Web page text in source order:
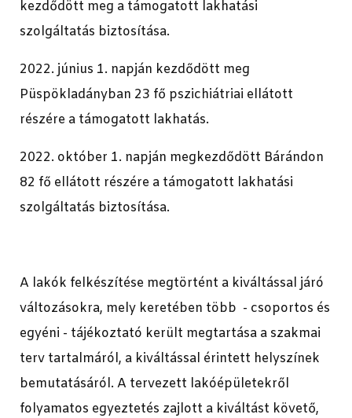
kezdődött meg a támogatott lakhatási
szolgáltatás biztosítása.
2022. június 1. napján kezdődött meg
Püspökladányban 23 fő pszichiátriai ellátott
részére a támogatott lakhatás.
2022. október 1. napján megkezdődött Bárándon
82 fő ellátott részére a támogatott lakhatási
szolgáltatás biztosítása.
A lakók felkészítése megtörtént a kiváltással járó
változásokra, mely keretében több - csoportos és
egyéni - tájékoztató került megtartása a szakmai
terv tartalmáról, a kiváltással érintett helyszínek
bemutatásáról. A tervezett lakóépületekről
folyamatos egyeztetés zajlott a kiváltást követő,